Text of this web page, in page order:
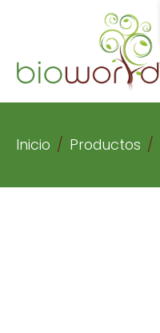
Inicio Productos